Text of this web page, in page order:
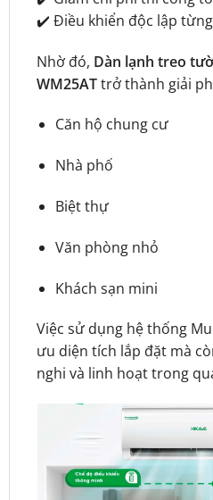
✔️ Điều khiển độc lập
Nhờ đó, Dàn lạnh treo
WM25ATtrở thành giải
Căn hộ chung cư
Nhà phố
Biệt thự
Văn phòng nhỏ
Khách sạn mini
Việc sử dụng hệ thống
ưu diện tích lắp đặt mà
nghi và linh hoạt trong